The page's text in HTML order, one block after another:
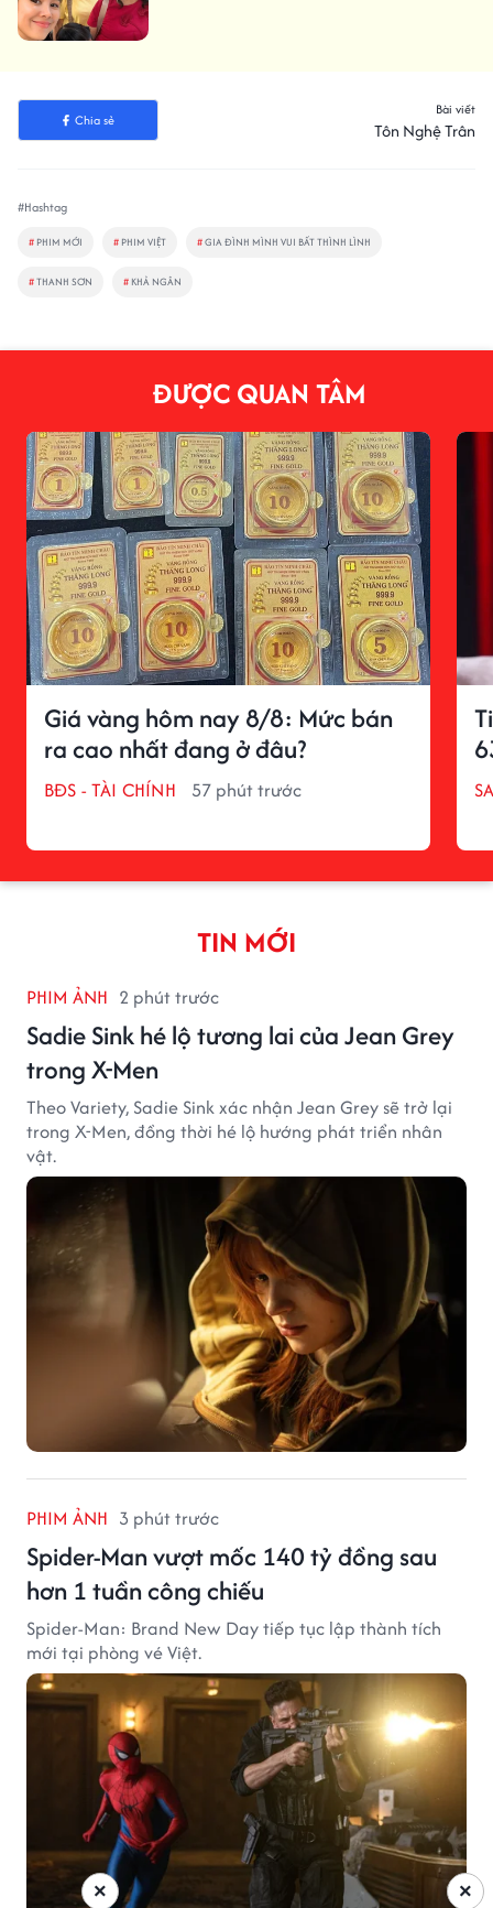
Chia sẻ
Bài viết
Tôn Nghệ Trân
#Hashtag
# PHIM MỚI # PHIM VIỆT #GIA ĐÌNH MÌNH VUI BẤT THÌNH LÌNH
#THANH SƠN # KHẢ NGÂN
ĐƯỢC QUAN TÂM
Giá vàng hôm nay 8/8: Mức bán
ra cao nhất đang ở đâu?
BĐS - TÀI CHÍNH 57 phút trước
TIN MỚI
PHIM ẢNH 2 phút trước
Sadie Sink hé lộ tương lai của Jean Grey
trong X-Men
Theo Variety, Sadie Sink xác nhận Jean Grey sẽ trở lại
trong X-Men, đồng thời hé lộ hướng phát triển nhân
vật.
PHIM ẢNH 3 phút trước
Spider-Man vượt mốc 140 tỷ đồng sau
hơn 1 tuần công chiếu
Spider-Man: Brand New Day tiếp tục lập thành tích
mới tại phòng vé Việt.
×
×